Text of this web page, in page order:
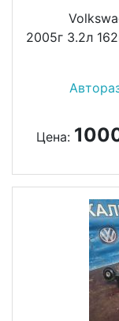
2005г 3.2л
Цена: